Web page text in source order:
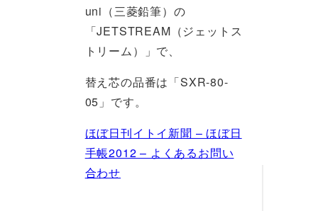
uni（三菱鉛筆）の
「JETSTREAM（ジェットス
トリーム）」で、
替え芯の品番は「SXR-80-
05」です。
ほぼ日刊イトイ新聞 – ほぼ日
手帳2012 – よくあるお問い
合わせ